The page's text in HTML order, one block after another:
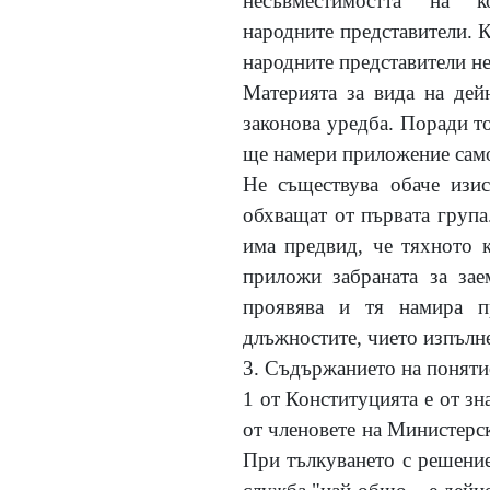
народните представители.
народните представители
Материята за вида на
законова уредба. Поради
ще намери приложение
Не съществува обаче
обхващат от първата
има предвид, че тяхното
приложи забраната за
проявява и тя намира
длъжностите, чието
3. Съдържанието на
1 от Конституцията е от
от членовете на
При тълкуването с